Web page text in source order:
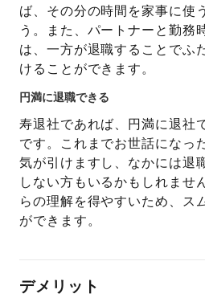
ば、その分の時間を家事に使
う。また、パートナーと勤務
は、一方が退職することでふ
けることができます。
円満に退職できる
寿退社であれば、円満に退社
です。これまでお世話になっ
気が引けますし、なかには退
しない方もいるかもしれませ
らの理解を得やすいため、ス
ができます。
デメリット